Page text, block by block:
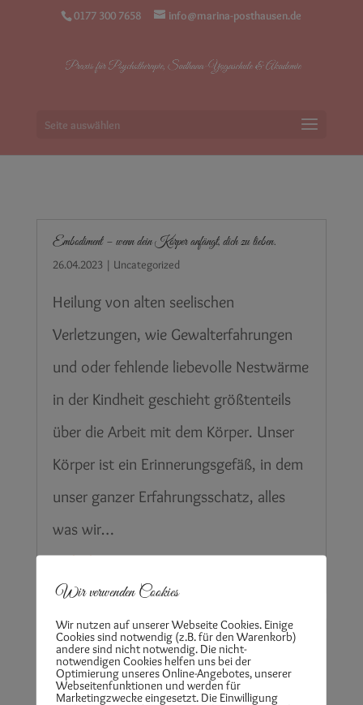
0177 300 7658 info@marina-posthausen.de
Seite auswählen
Embodiment – wenn dein Körper anfängt, dich zu lieben.
26.04.2023 | Uncategorized
Heilung von alten seelischen
Verletzungen, wie Gewalterfahrungen
und oder fehlende liebevolle Nestwärme
in der Kindheit geschieht größtenteils
über die Arbeit mit dem Körper. Unser
Körper ist ein Erinnerungsgefäß, in dem
unser ganzer Erfahrungsschatz, alles
was wir…
mehr lesen…
Themenreihe Selbstakzeptanz
10.11.2021|Basic Empowerment,Psychologie
Psychotherapie
Wir verwenden Cookies
Wir nutzen auf unserer Webseite Cookies. Einige
Cookies sind notwendig (z.B. für den Warenkorb)
andere sind nicht notwendig. Die nicht-
notwendigen Cookies helfen uns bei der
Optimierung unseres Online-Angebotes, unserer
Webseitenfunktionen und werden für
Marketingzwecke eingesetzt. Die Einwilligung